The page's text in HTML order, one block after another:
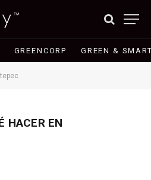
GREENCORP GREEN &
HACER EN